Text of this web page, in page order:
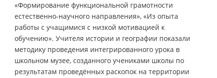
«Формирование функциональной грамотности
естественно-научного направления», «Из опыта
работы с учащимися с низкой мотивацией к
обучению». Учителя истории и географии показали
методику проведения интегрированного урока в
школьном музее, созданного учениками школы по
результатам проведённых раскопок на территории